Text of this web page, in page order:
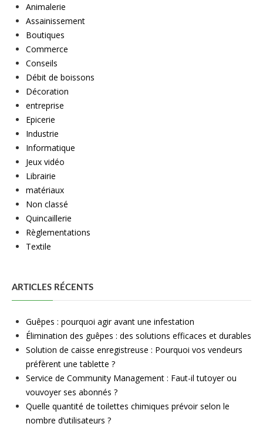
Animalerie
Assainissement
Boutiques
Commerce
Conseils
Débit de boissons
Décoration
entreprise
Epicerie
Industrie
Informatique
Jeux vidéo
Librairie
matériaux
Non classé
Quincaillerie
Règlementations
Textile
ARTICLES RÉCENTS
Guêpes : pourquoi agir avant une infestation
Élimination des guêpes : des solutions efficaces et durables
Solution de caisse enregistreuse : Pourquoi vos vendeurs
préfèrent une tablette ?
Service de Community Management : Faut-il tutoyer ou
vouvoyer ses abonnés ?
Quelle quantité de toilettes chimiques prévoir selon le
nombre d’utilisateurs ?